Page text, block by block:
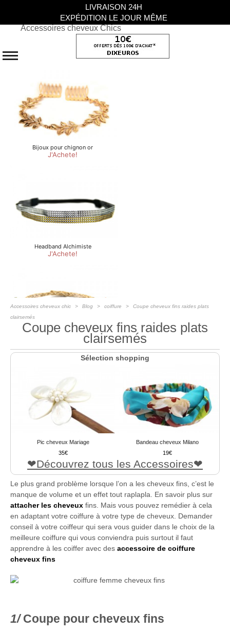
Accessoires cheveux Chics
Accessoires cheveux chic Blog coiffure
Coupe cheveux fins raides plats
clairsemés
Coupe cheveux fins raides plats
clairsemés
Sélection shopping
Pic cheveux Mariage
35
Bandeau cheveux Milano
19
Découvrez tous les Accessoires
Le plus grand problème lorsque l’on a les cheveux fins, c’est le
manque de volume et un effet tout raplapla. En savoir plus sur
attacher les cheveux fins. Mais vous pouvez remédier à cela
en adaptant votre coiffure à votre type de cheveux. Demander
conseil à votre coiffeur qui sera vous guider dans le choix de la
meilleure coiffure qui vous conviendra puis surtout il faut
apprendre à les coiffer avec des accessoire de coiffure
cheveux fins
Coupe pour cheveux fins
LIVRAISON 24H
EXPÉDITION LE JOUR MÊME